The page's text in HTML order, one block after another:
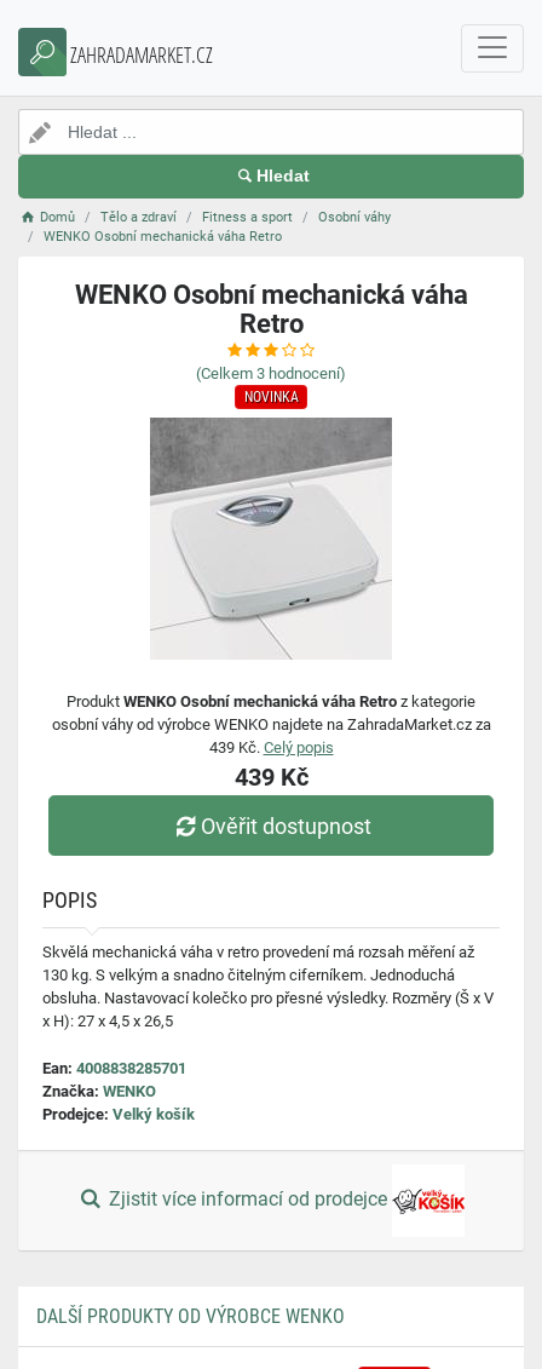
ZAHRADAMARKET.CZ
Hledat
Domů Tělo a zdraví Fitness a sport
Osobní váhy
WENKO Osobní mechanická váha Retro
WENKO Osobní mechanická váha
Retro
(Celkem 3 hodnocení)
NOVINKA
Produkt WENKO Osobní mechanická váha Retro z kategorie
osobní váhy od výrobce WENKO najdete na ZahradaMarket.cz za
439 Kč. Celý popis
439 Kč
Ověřit dostupnost
POPIS
Skvělá mechanická váha v retro provedení má rozsah měření až
130 kg. S velkým a snadno čitelným ciferníkem. Jednoduchá
obsluha. Nastavovací kolečko pro přesné výsledky. Rozměry (Š x V
x H): 27 x 4,5 x 26,5
Ean: 4008838285701
Značka: WENKO
Prodejce: Velký košík
Zjistit více informací od prodejce
DALŠÍ PRODUKTY OD VÝROBCE WENKO